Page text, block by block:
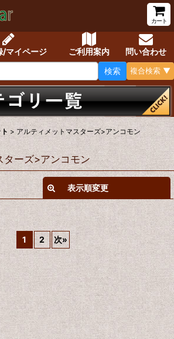
カート
/マイページ ご利用案内
問い合わせ
検索
複合検索 ▼
> アルティメットマスターズ>アンコモン
ターズ>アンコモン
表示順変更
絞り込む
1 2 次»